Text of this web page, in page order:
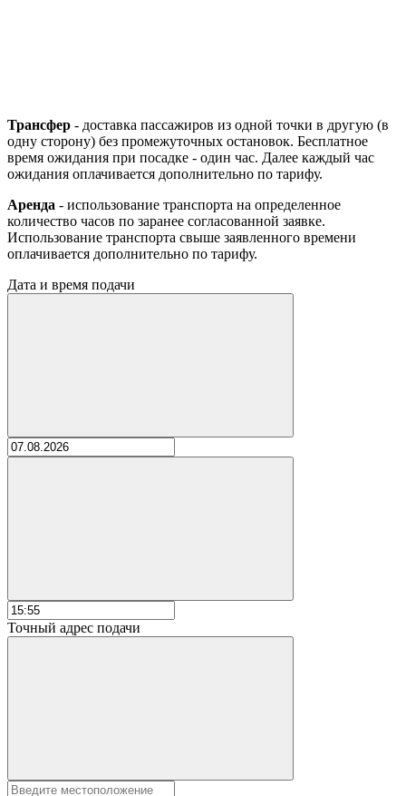
Трансфер - доставка пассажиров из одной точки в другую (в
одну сторону) без промежуточных остановок. Бесплатное
время ожидания при посадке - один час. Далее каждый час
ожидания оплачивается дополнительно по тарифу.
Аренда - использование транспорта на определенное
количество часов по заранее согласованной заявке.
Использование транспорта свыше заявленного времени
оплачивается дополнительно по тарифу.
Дата и время подачи
Точный адрес подачи